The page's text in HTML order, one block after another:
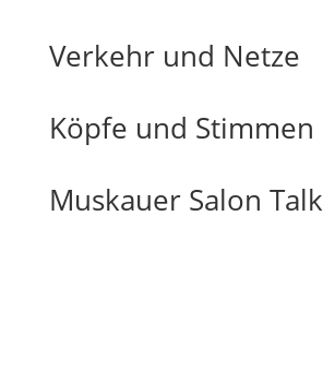
Verkehr und Netze
Köpfe und Stimmen
Muskauer Salon Talk